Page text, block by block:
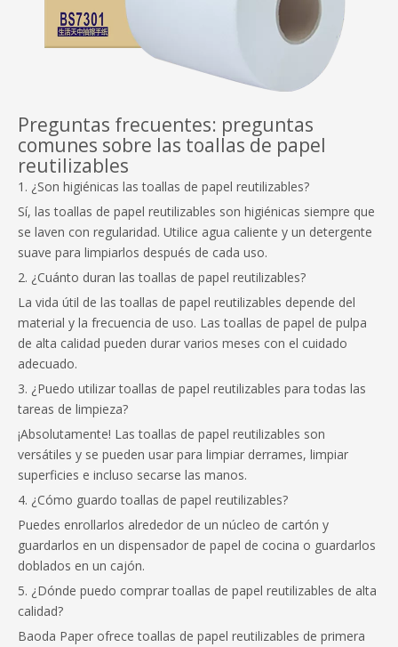
Preguntas frecuentes: preguntas
comunes sobre las toallas de papel
reutilizables
1. ¿Son higiénicas las toallas de papel reutilizables?
Sí, las toallas de papel reutilizables son higiénicas siempre que
se laven con regularidad. Utilice agua caliente y un detergente
suave para limpiarlos después de cada uso.
2. ¿Cuánto duran las toallas de papel reutilizables?
La vida útil de las toallas de papel reutilizables depende del
material y la frecuencia de uso. Las toallas de papel de pulpa
de alta calidad pueden durar varios meses con el cuidado
adecuado.
3. ¿Puedo utilizar toallas de papel reutilizables para todas las
tareas de limpieza?
¡Absolutamente! Las toallas de papel reutilizables son
versátiles y se pueden usar para limpiar derrames, limpiar
superficies e incluso secarse las manos.
4. ¿Cómo guardo toallas de papel reutilizables?
Puedes enrollarlos alrededor de un núcleo de cartón y
guardarlos en un dispensador de papel de cocina o guardarlos
doblados en un cajón.
5. ¿Dónde puedo comprar toallas de papel reutilizables de alta
calidad?
Baoda Paper ofrece toallas de papel reutilizables de primera